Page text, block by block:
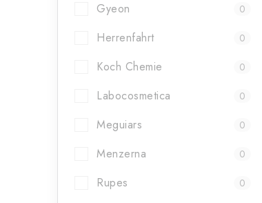
Gyeon 0
Herrenfahrt 0
Koch Chemie 0
Labocosmetica 0
Meguiars 0
Menzerna 0
Rupes 0